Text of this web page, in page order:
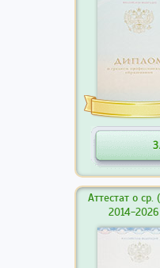
Аттестат о
2014-